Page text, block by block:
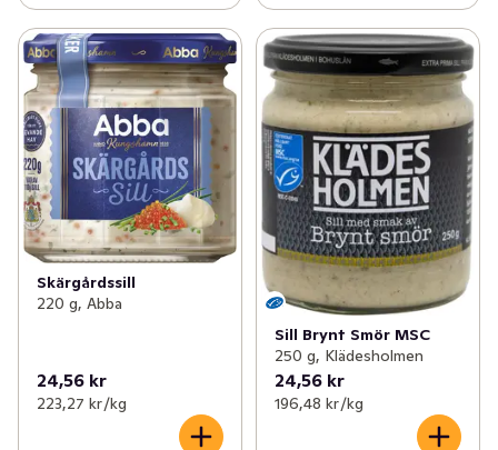
Skärgårdssill
220 g, Abba
24,56 kr
223,27 kr /kg
Sill Brynt Smör MSC
250 g, Klädesholmen
24,56 kr
196,48 kr /kg